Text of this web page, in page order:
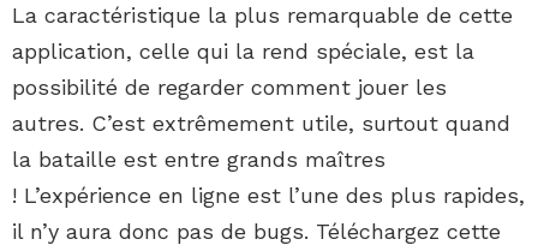
La caractéristique la plus remarquable de cette
application, celle qui la rend spéciale, est la
possibilité de regarder comment jouer les
autres. C’est extrêmement utile, surtout quand
la bataille est entre grands maîtres
! L’expérience en ligne est l’une des plus rapides,
il n’y aura donc pas de bugs. Téléchargez cette